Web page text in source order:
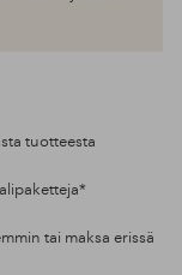
tuotteesta
tai maksa erissä